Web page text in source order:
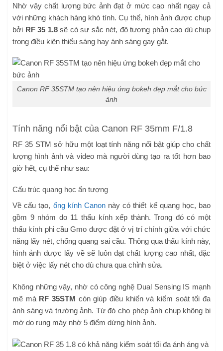
Nhờ vậy chất lượng bức ảnh đạt ở mức cao nhất ngay cả
với những khách hàng khó tính. Cụ thể, hình ảnh được chụp
bởi RF 35 1.8sẽ có sự sắc nét, độ tương phản cao dù chụp
trong điều kiện thiếu sáng hay ánh sáng gay gắt.
Canon RF 35STM tạo nên hiệu ứng bokeh đẹp mắt cho bức
ảnh
Tính năng nổi bật của Canon RF 35mm F/1.8
RF 35 STM sở hữu một loạt tính năng nổi bật giúp cho chất
lượng hình ảnh và video mà người dùng tạo ra tốt hơn bao
giờ hết, cụ thể như sau:
Cấu trúc quang học ấn tượng
Về cấu tạo, ống kính Canonnày có thiết kế quang học, bao
gồm 9 nhóm do 11 thấu kính xếp thành. Trong đó có một
thấu kính phi cầu Gmo được đặt ở vị trí chính giữa với chức
năng lấy nét, chống quang sai cầu. Thông qua thấu kính này,
hình ảnh được lấy về sẽ luôn đạt chất lượng cao nhất, đặc
biệt ở việc lấy nét cho dù chưa qua chỉnh sửa.
Không những vậy, nhờ có công nghệ Dual Sensing IS mạnh
mẽ mà RF 35STM còn giúp điều khiển và kiểm soát tối đa
ánh sáng và trường ảnh. Từ đó cho phép ảnh chụp không bị
mờ do rung máy nhờ 5 điểm dừng hình ảnh.